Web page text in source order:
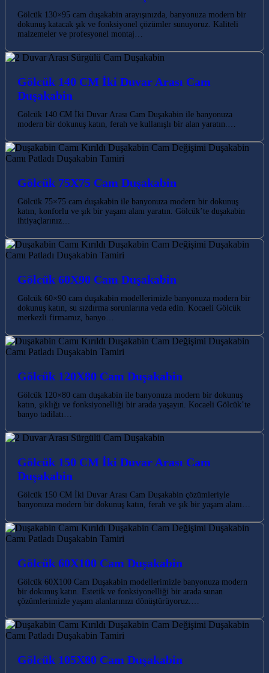
Gölcük 130×95 cam duşakabin arayışınızda, banyonuza modern bir
dokunuş katacak şık ve fonksiyonel çözümler sunuyoruz. Kaliteli
malzemeler ve profesyonel montaj…
Gölcük 140 CM İki Duvar Arası Cam
Duşakabin
Gölcük 140 CM İki Duvar Arası Cam Duşakabin ile banyonuza
modern bir dokunuş katın, ferah ve kullanışlı bir alan yaratın.…
Gölcük 75X75 Cam Duşakabin
Gölcük 75×75 cam duşakabin ile banyonuza modern bir dokunuş
katın, konforlu ve şık bir yaşam alanı yaratın. Gölcük’te duşakabin
ihtiyaçlarınız…
Gölcük 60X90 Cam Duşakabin
Gölcük 60×90 cam duşakabin modellerimizle banyonuza modern bir
dokunuş katın, su sızdırma sorunlarına veda edin. Kocaeli Gölcük
merkezli firmamız, banyo…
Gölcük 120X80 Cam Duşakabin
Gölcük 120×80 cam duşakabin ile banyonuza modern bir dokunuş
katın, şıklığı ve fonksiyonelliği bir arada yaşayın. Kocaeli Gölcük’te
banyo tadilatı…
Gölcük 150 CM İki Duvar Arası Cam
Duşakabin
Gölcük 150 CM İki Duvar Arası Cam Duşakabin çözümleriyle
banyonuza modern bir dokunuş katın, ferah ve şık bir yaşam alanı…
Gölcük 60X100 Cam Duşakabin
Gölcük 60X100 Cam Duşakabin modellerimizle banyonuza modern
bir dokunuş katın. Estetik ve fonksiyonelliği bir arada sunan
çözümlerimizle yaşam alanlarınızı dönüştürüyoruz.…
Gölcük 105X80 Cam Duşakabin